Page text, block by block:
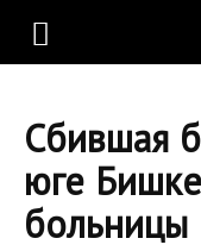
KLOOP.KG
Новости
Сбившая
юге
больницы